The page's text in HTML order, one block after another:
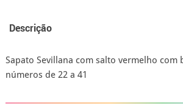
Descrição
Sapato Sevillana com salto vermelho com
números de 22 a 41